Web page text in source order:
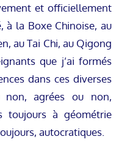
et officiellement
à la Boxe Chinoise, au
au Tai Chi, au Qigong
que j’ai formés
dans ces diverses
non, agrées ou non,
toujours à géométrie
autocratiques.